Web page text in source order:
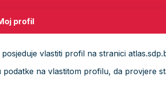
profil
vlastiti profil na stranici
na vlastitom profilu, da provjere